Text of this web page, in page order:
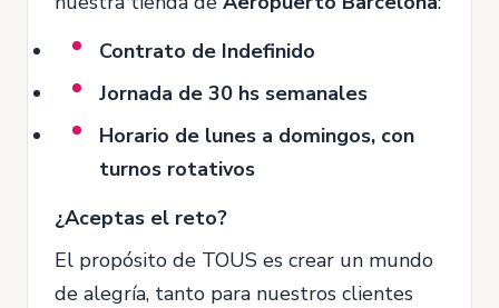
Contrato de Indefinido
Jornada de 30 hs semanales
Horario de lunes a domingos, con
turnos rotativos
¿Aceptas el reto?
El propósito de TOUS es crear un mundo
de alegría, tanto para nuestros clientes